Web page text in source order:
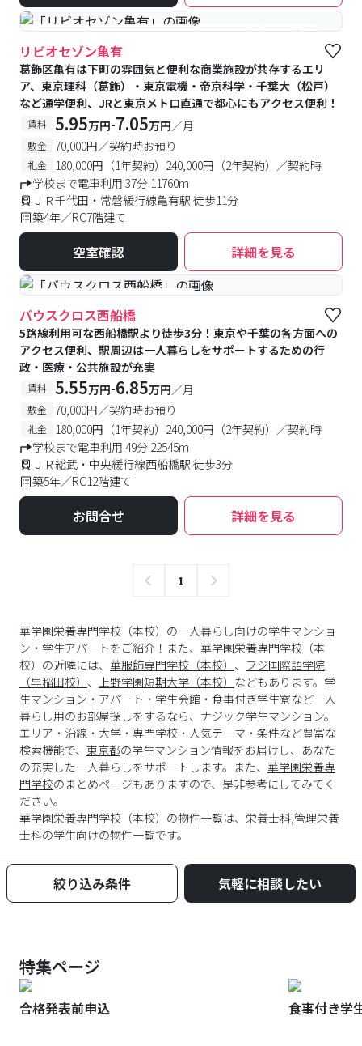
#食事付き #女性専用フロアあり #予約受付中 #空室待ち
リビオセゾン亀有
葛飾区亀有は下町の雰囲気と便利な商業施設が共存するエリ
ア、東京理科（葛飾）・東京電機・帝京科学・千葉大（松戸）
など通学便利、JRと東京メトロ直通で都心にもアクセス便利！
賃料 5.95万円-7.05万円／月
敷金 70,000円／契約時お預り
礼金
180,000円（1年契約）240,000円（2年契約）／契約時
学校まで電車利用 37分 11760m
ＪＲ千代田・常磐緩行線亀有駅 徒歩11分
築4年／RC7階建て
空室確認 詳細を見る
#食事付き #女性専用フロアあり
バウスクロス西船橋
5路線利用可な西船橋駅より徒歩3分！東京や千葉の各方面への
アクセス便利、駅周辺は一人暮らしをサポートするための行
政・医療・公共施設が充実
賃料 5.55万円-6.85万円／月
敷金 70,000円／契約時お預り
礼金
180,000円（1年契約）240,000円（2年契約）／契約時
学校まで電車利用 49分 22545m
ＪＲ総武・中央緩行線西船橋駅 徒歩3分
築5年／RC12階建て
お問合せ 詳細を見る
1
華学園栄養専門学校（本校）の一人暮らし向けの学生マンショ
ン・学生アパートをご紹介！また、華学園栄養専門学校（本
校）の近隣には、 華服飾専門学校（本校） 、 フジ国際語学院
（早稲田校） 、 上野学園短期大学（本校） などもあります。学
生マンション・アパート・学生会館・食事付き学生寮など一人
暮らし用のお部屋探しをするなら、ナジック学生マンション。
エリア・沿線・大学・専門学校・人気テーマ・条件など豊富な
検索機能で、 東京都の学生マンション情報をお届けし、あなた
の充実した一人暮らしをサポートします。また、 華学園栄養専
門学校のまとめページもありますので、是非参考にしてみてく
ださい。
華学園栄養専門学校 （本校）の物件一覧は、 栄養士科,管理栄養
士科の学生向けの物件一覧です。
絞り込み条件 気軽に相談したい
特集ページ
合格発表前申込 食事付き学